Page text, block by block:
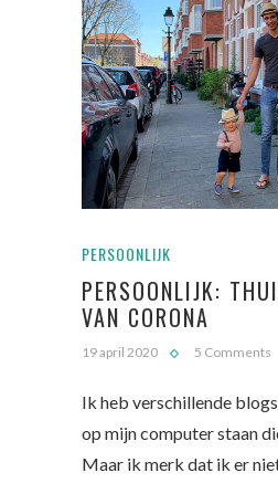
PERSOONLIJK
PERSOONLIJK:
VAN CORONA
19 april 2020 5 Comments
Ik heb verschillende
op mijn computer staan
Maar ik merk dat ik er